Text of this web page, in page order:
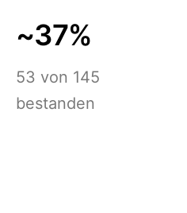
~37%
53 von 145
bestanden